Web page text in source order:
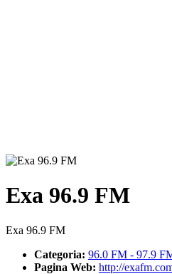
Exa 96.9 FM
Exa 96.9 FM
Categoria: 96.0 FM - 97.9
Pagina Web: http://